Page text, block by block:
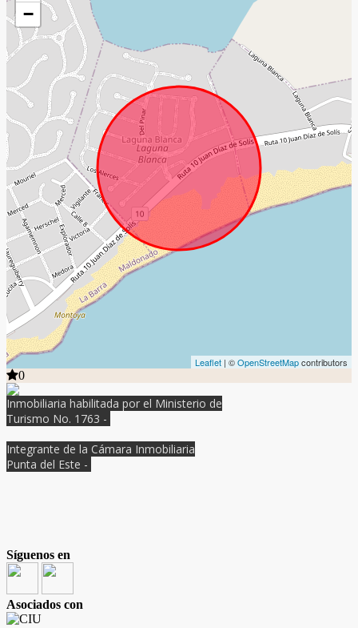
−
Leaflet | ©OpenStreetMapcontributors
0
Inmobiliaria habilitada por el Ministerio de
Turismo No. 1763 -
Integrante de la Cámara Inmobiliaria
Punta del Este -
Síguenos en
Asociados con